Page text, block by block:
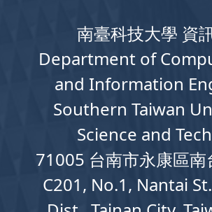
南臺科技大學 資
Department of
and Information
Southern Taiwan
Science and
71005 台南市永康區南
C201, No.1, Nantai